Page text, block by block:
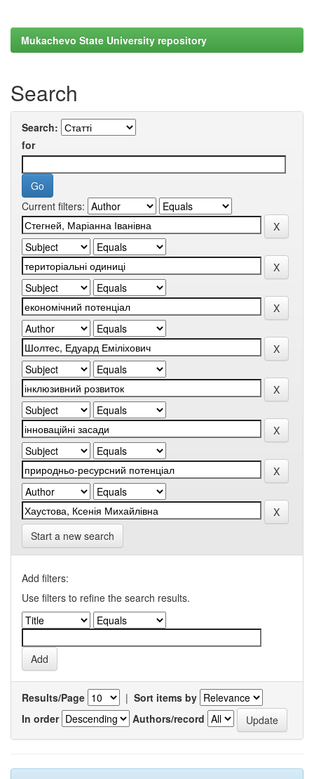
Mukachevo State University repository
Search
Search:
for
Current filters:
Start a new search
Add filters:
Use filters to refine the search results.
Results/Page | Sort items by
In order
Authors/record